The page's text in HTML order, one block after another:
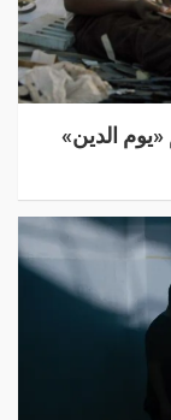
«يوم الدين»